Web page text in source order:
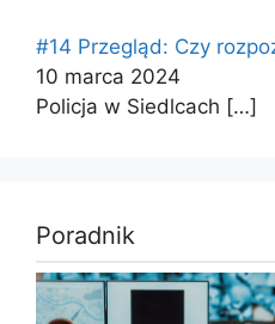
#14 Przegląd: Czy
10 marca 2024
Policja w Siedlcach […]
Poradnik